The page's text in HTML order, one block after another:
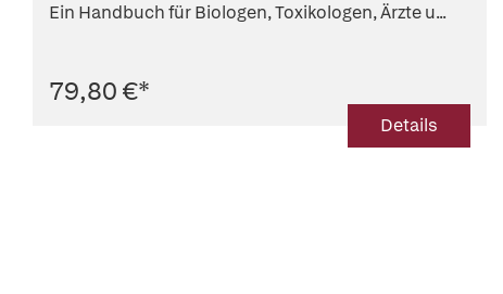
Ein Handbuch für Biologen, Toxikologen, Ärzte u...
79,80 €*
Details